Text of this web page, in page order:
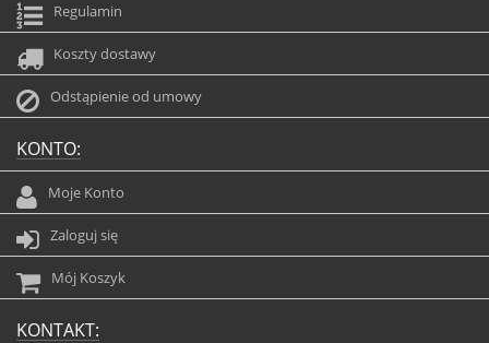
Regulamin
Koszty dostawy
Odstąpienie od umowy
KONTO:
Moje Konto
Zaloguj się
Mój Koszyk
KONTAKT: